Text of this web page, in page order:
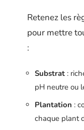
Retenez les
pour mettre
:
Substrat :
pH neutre ou
Plantation :
chaque plant